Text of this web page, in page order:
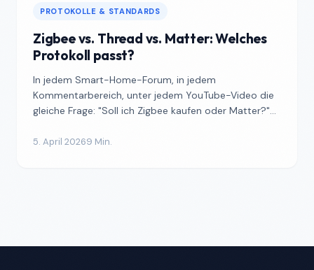
PROTOKOLLE & STANDARDS
Zigbee vs. Thread vs. Matter: Welches
Protokoll passt?
In jedem Smart-Home-Forum, in jedem
Kommentarbereich, unter jedem YouTube-Video die
gleiche Frage: "Soll ich Zigbee kaufen oder Matter?"
5. April 20269 Min.